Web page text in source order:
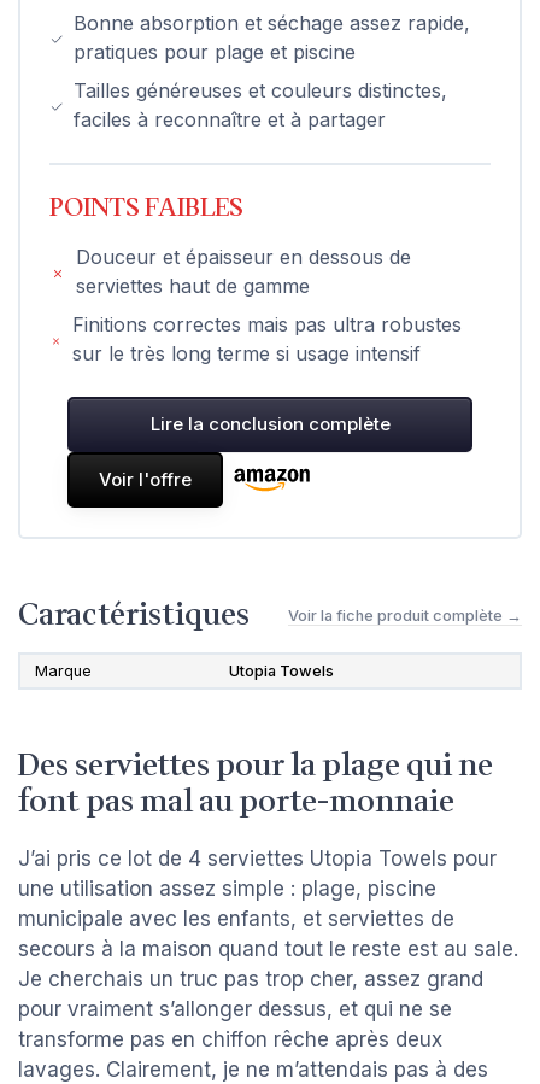
Bonne absorption et séchage assez rapide,
pratiques pour plage et piscine
Tailles généreuses et couleurs distinctes,
faciles à reconnaître et à partager
POINTS FAIBLES
Douceur et épaisseur en dessous de
serviettes haut de gamme
Finitions correctes mais pas ultra robustes
sur le très long terme si usage intensif
Lire la conclusion complète
Voir l'offre
Caractéristiques Voir la fiche produit complète →
Marque Utopia Towels
Des serviettes pour la plage qui ne
font pas mal au porte-monnaie
J’ai pris ce lot de 4 serviettes Utopia Towels pour
une utilisation assez simple : plage, piscine
municipale avec les enfants, et serviettes de
secours à la maison quand tout le reste est au sale.
Je cherchais un truc pas trop cher, assez grand
pour vraiment s’allonger dessus, et qui ne se
transforme pas en chiffon rêche après deux
lavages. Clairement, je ne m’attendais pas à des